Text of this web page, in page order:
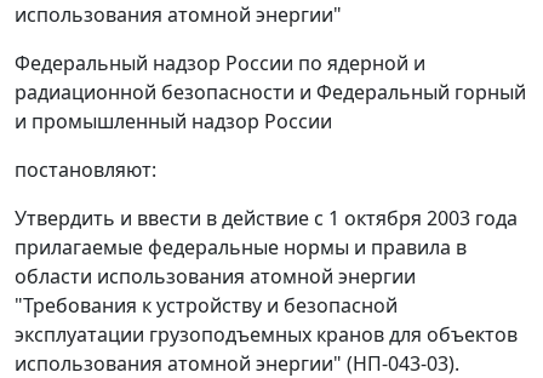
использования атомной энергии"
Федеральный надзор России по ядерной и
радиационной безопасности и Федеральный горный
и промышленный надзор России
постановляют:
Утвердить и ввести в действие с 1 октября 2003 года
прилагаемые федеральные нормы и правила в
области использования атомной энергии
"Требования к устройству и безопасной
эксплуатации грузоподъемных кранов для объектов
использования атомной энергии" (НП-043-03).